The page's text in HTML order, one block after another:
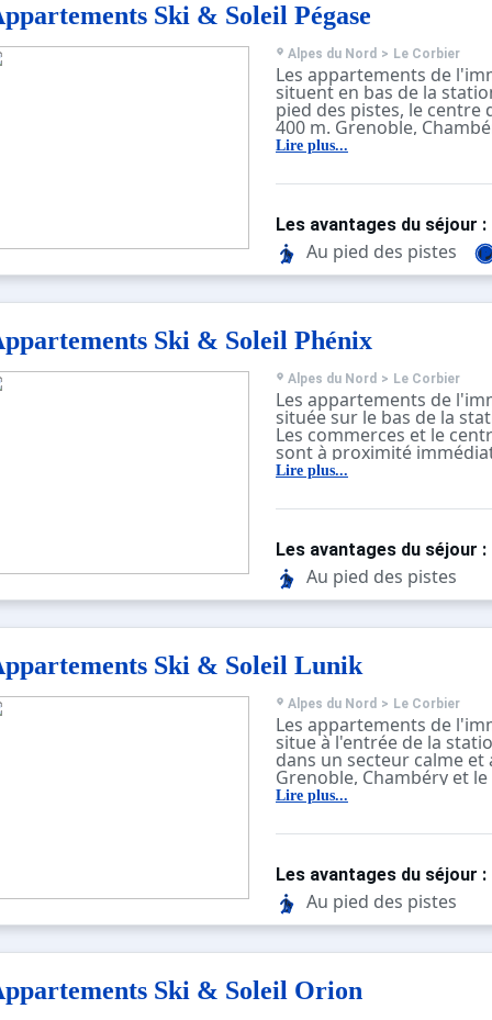
bonnes conditions
ski jusqu'à la maison.
appartements sont
la location dans cette
La piscine indiquée se
résidence : il s'agit de la
extérieur. Enfants de 3 à
autorisé en fonction des
climatiques (en hiver). La
Ski & Soleil Pégase
Alpes du Nord > Le Corbier
Les appartements de
situent en bas de la
pied des pistes, le centre
400 m. Grenoble,
naturel de Chartreuse
L'immeuble est
des logements
et dont certains disposent
Lire plus...
Les avantages du séjour :
Au pied des pistes
Ski & Soleil Phénix
Alpes du Nord > Le Corbier
Les appartements de
située sur le bas de la
Les commerces et le
sont à proximité
Chambéry et le parc
voiture.
fonctionnels avec balcons.
Lire plus...
Les avantages du séjour :
Au pied des pistes
Ski & Soleil Lunik
Alpes du Nord > Le Corbier
Les appartements de
situe à l'entrée de la
dans un secteur calme et
Grenoble, Chambéry et
Chartreuse sont
L'immeuble se compose
équipés avec télévision
disposent d'un balcon.
Lire plus...
Les avantages du séjour :
Au pied des pistes
Ski & Soleil Orion